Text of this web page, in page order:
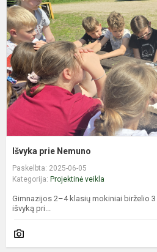
Išvyka prie Nemuno
Paskelbta: 2025-06-05
Kategorija: Projektinė veikla
Gimnazijos 2–4 klasių mokiniai birželio
išvyką pri...